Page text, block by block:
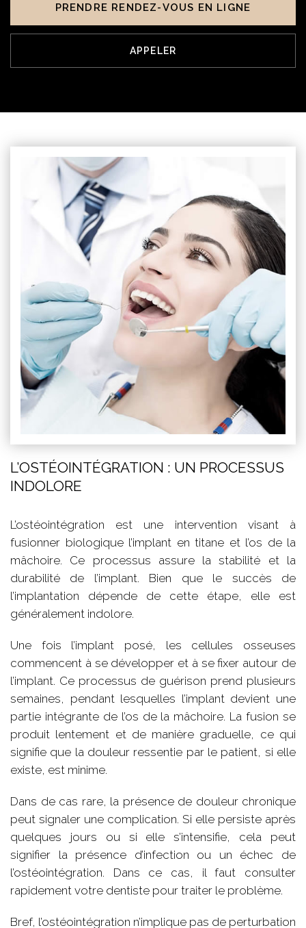
PRENDRE RENDEZ-VOUS EN LIGNE
APPELER
L’OSTÉOINTÉGRATION : UN PROCESSUS
INDOLORE
L’ostéointégration est une intervention visant à
fusionner biologique l’implant en titane et l’os de la
mâchoire. Ce processus assure la stabilité et la
durabilité de l’implant. Bien que le succès de
l’implantation dépende de cette étape, elle est
généralement indolore.
Une fois l’implant posé, les cellules osseuses
commencent à se développer et à se fixer autour de
l’implant. Ce processus de guérison prend plusieurs
semaines, pendant lesquelles l’implant devient une
partie intégrante de l’os de la mâchoire. La fusion se
produit lentement et de manière graduelle, ce qui
signifie que la douleur ressentie par le patient, si elle
existe, est minime.
Dans de cas rare, la présence de douleur chronique
peut signaler une complication. Si elle persiste après
quelques jours ou si elle s’intensifie, cela peut
signifier la présence d’infection ou un échec de
l’ostéointégration. Dans ce cas, il faut consulter
rapidement votre dentiste pour traiter le problème.
Bref, l’ostéointégration n’implique pas de perturbation